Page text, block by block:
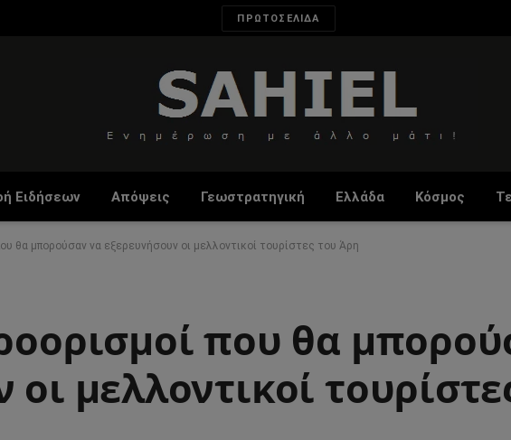
ΠΡΩΤΟΣΕΛΙΔΑ
Ειδήσεων Απόψεις Γεωστρατηγική Ελλάδα Κόσμος
θα μπορούσαν να εξερευνήσουν οι μελλοντικοί τουρίστες του Άρη
που θα
μελλοντικοί